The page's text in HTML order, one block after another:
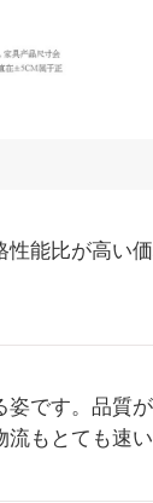
性能比が高い
です。品質
もとても速い